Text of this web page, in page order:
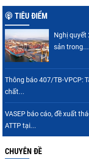
TIÊU ĐIỂM
Nghị quyết
sản trong...
Thông báo 407/TB-VPCP:
chất...
VASEP báo cáo, đề xuất
ATTP tại...
CHUYÊN ĐỀ